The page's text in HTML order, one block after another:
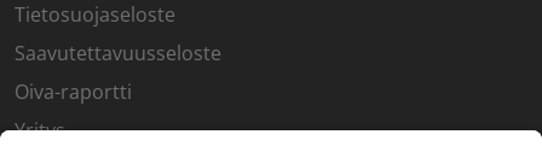
Tietosuojaseloste
Saavutettavuusseloste
Oiva-raportti
Yritys